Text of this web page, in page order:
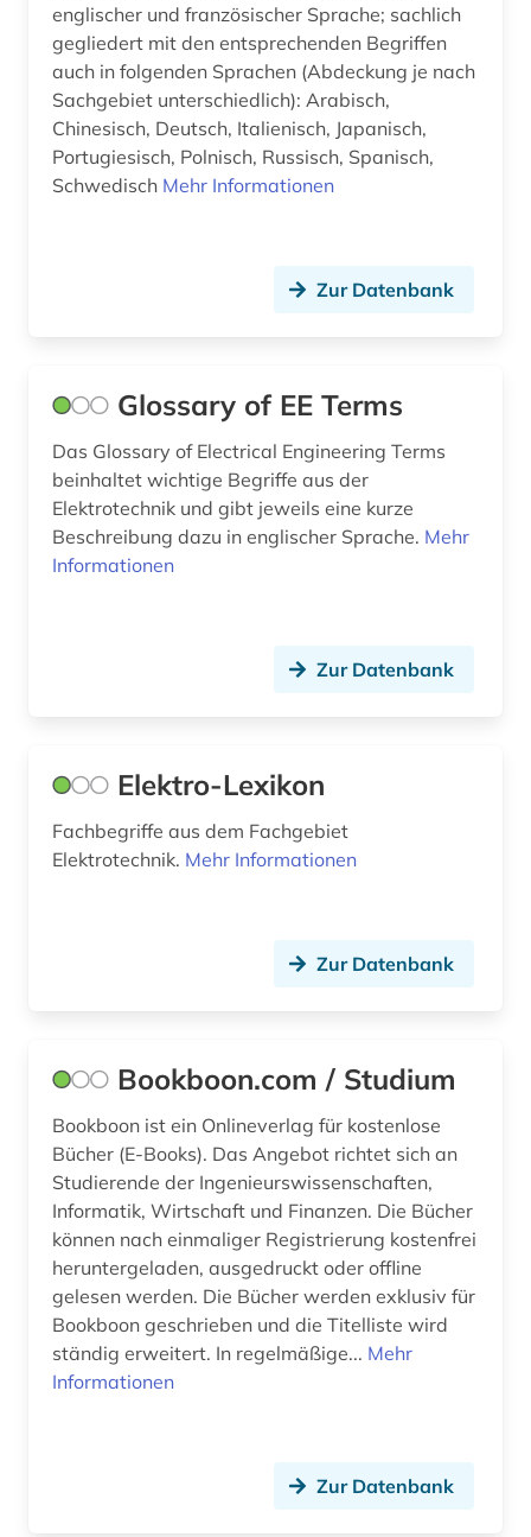
regeltechnik (1)
robotik (1)
software (2)
sport (1)
verfahrenstechnik (1)
werkstoff (2)
werkstoffe (2)
zeitschrift (1)
englischer und französischer Sprache; sachlich
gegliedert mit den entsprechenden Begriffen
auch in folgenden Sprachen (Abdeckung je nach
Sachgebiet unterschiedlich): Arabisch,
Chinesisch, Deutsch, Italienisch, Japanisch,
Portugiesisch, Polnisch, Russisch, Spanisch,
Schwedisch Mehr Informationen
Zur Datenbank
Glossary of EE Terms
Das Glossary of Electrical Engineering Terms
beinhaltet wichtige Begriffe aus der
Elektrotechnik und gibt jeweils eine kurze
Beschreibung dazu in englischer Sprache. Mehr
Informationen
Zur Datenbank
Elektro-Lexikon
Fachbegriffe aus dem Fachgebiet
Elektrotechnik. Mehr Informationen
Zur Datenbank
Bookboon.com / Studium
Bookboon ist ein Onlineverlag für kostenlose
Bücher (E-Books). Das Angebot richtet sich an
Studierende der Ingenieurswissenschaften,
Informatik, Wirtschaft und Finanzen. Die Bücher
können nach einmaliger Registrierung kostenfrei
heruntergeladen, ausgedruckt oder offline
gelesen werden. Die Bücher werden exklusiv für
Bookboon geschrieben und die Titelliste wird
ständig erweitert. In regelmäßige... Mehr
Informationen
Zur Datenbank